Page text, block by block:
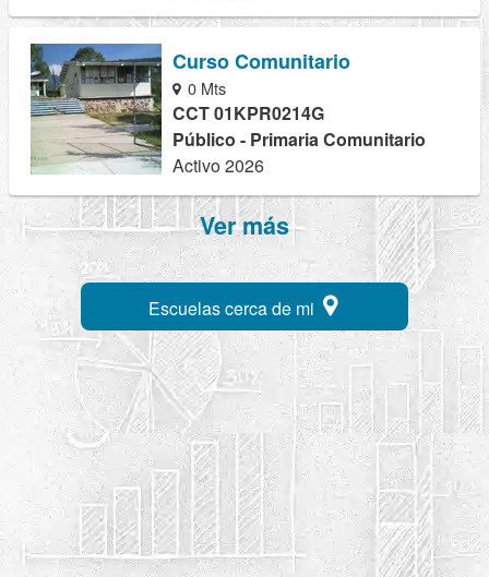
Curso Comunitario
0 Mts
CCT 01KPR0214G
Público - Primaria Comunitario
Activo 2026
Ver más
Escuelas cerca de mi